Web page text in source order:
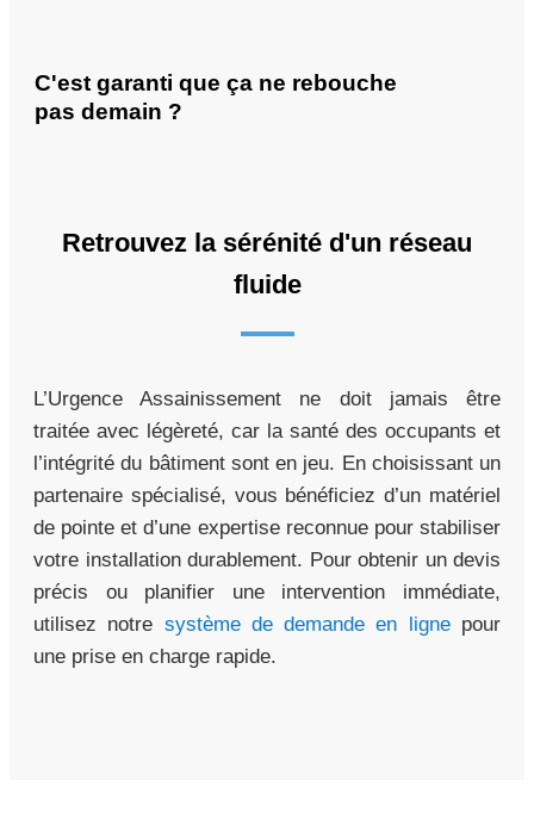
C'est garanti que ça ne rebouche
pas demain ?
Retrouvez la sérénité d'un réseau
fluide
L’Urgence Assainissement ne doit jamais être
traitée avec légèreté, car la santé des occupants et
l’intégrité du bâtiment sont en jeu. En choisissant un
partenaire spécialisé, vous bénéficiez d’un matériel
de pointe et d’une expertise reconnue pour stabiliser
votre installation durablement. Pour obtenir un devis
précis ou planifier une intervention immédiate,
utilisez notre système de demande en lignepour
une prise en charge rapide.